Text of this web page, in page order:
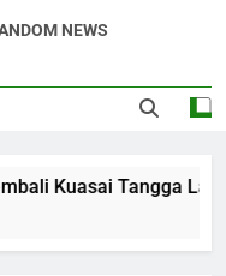
Mei
NEWS
Kuasai Tangga Lagu